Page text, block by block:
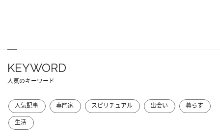
KEYWORD
人気のキーワード
人気記事 専門家 スピリチュアル 出会い
暮らす
生活